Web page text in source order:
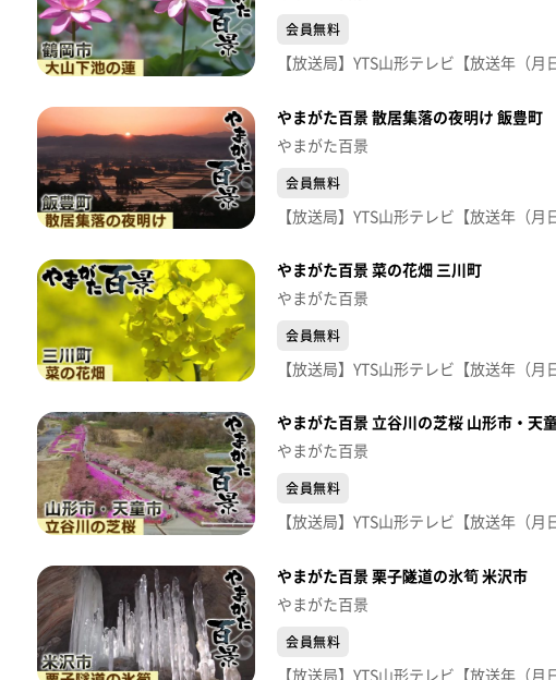
会員無料
やまがた百景 散居集落の夜明け 飯豊町
やまがた百景
会員無料
やまがた百景 菜の花畑 三川町
やまがた百景
会員無料
やまがた百景 立谷川の芝桜 山形市・天
やまがた百景
会員無料
やまがた百景 栗子隧道の氷筍 米沢市
やまがた百景
会員無料